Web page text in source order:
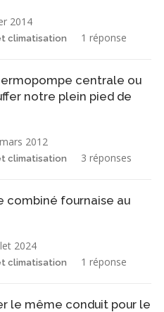
2014
climatisation 1 réponse
centrale ou
notre plein pied de
2012
climatisation 3 réponses
combiné fournaise au
2024
climatisation 1 réponse
le même conduit pour le